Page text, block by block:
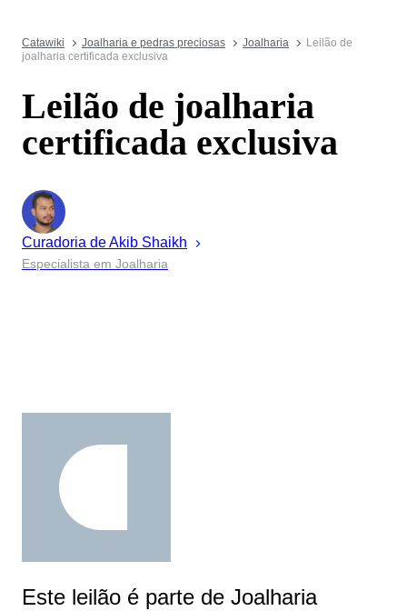
Catawiki Joalharia e pedras preciosas Joalharia
Leilão de
joalharia certificada exclusiva
Leilão de joalharia
certificada exclusiva
Curadoria deAkib Shaikh
Especialista em Joalharia
Este leilão é parte de Joalharia